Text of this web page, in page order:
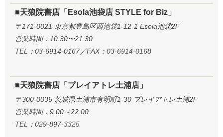
■天狼院書店「Esola池袋店 STYLE for Biz」
〒171-0021 東京都豊島区西池袋1-12-1 Esola池袋2F
営業時間：10:30〜21:30
TEL：03-6914-0167／FAX：03-6914-0168
■天狼院書店「プレイアトレ土浦店」
〒300-0035 茨城県土浦市有明町1-30 プレイアトレ土浦2F
営業時間：9:00～22:00
TEL：029-897-3325